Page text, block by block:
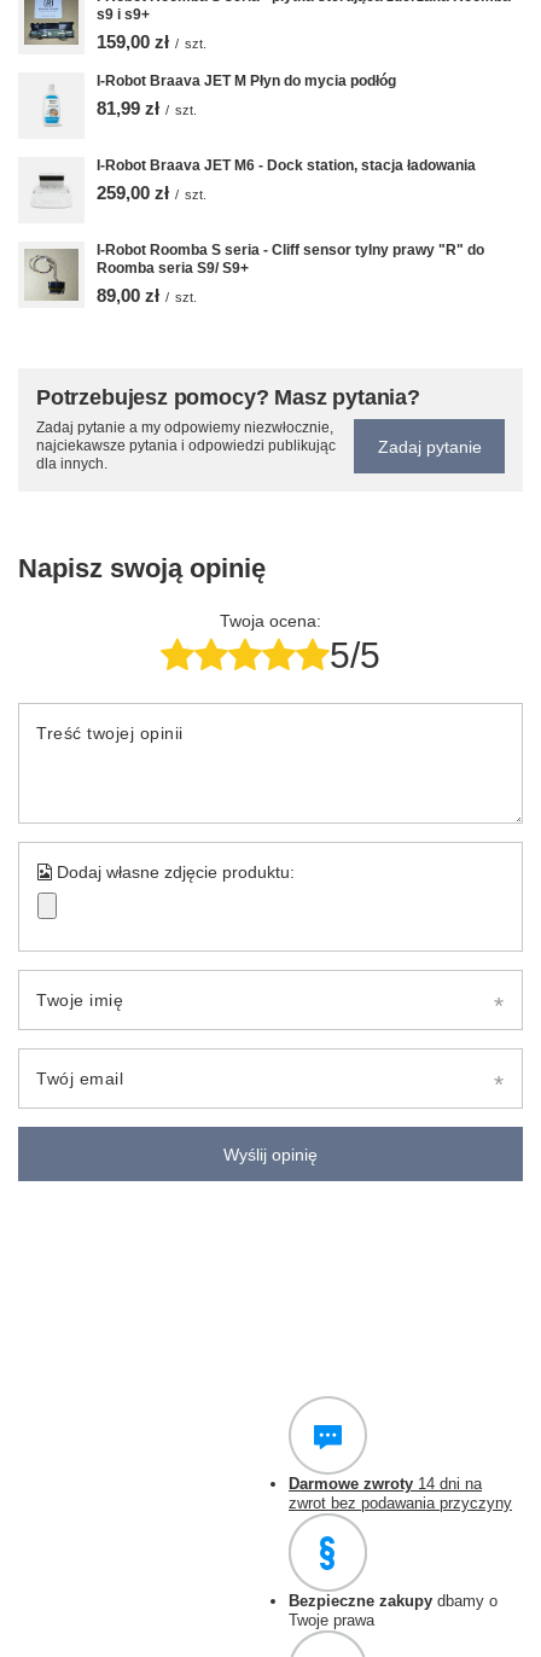
s9 i s9+
159,00 zł / szt.
I-Robot Braava JET M Płyn do mycia podłóg
81,99 zł / szt.
I-Robot Braava JET M6 - Dock station, stacja ładowania
259,00 zł / szt.
I-Robot Roomba S seria - Cliff sensor tylny prawy "R" do
Roomba seria S9/ S9+
89,00 zł / szt.
Potrzebujesz pomocy? Masz pytania?
Zadaj pytanie a my odpowiemy niezwłocznie,
najciekawsze pytania i odpowiedzi publikując
dla innych.
Zadaj pytanie
Napisz swoją opinię
Twoja ocena:
5/5
Treść twojej opinii
Dodaj własne zdjęcie produktu:
Twoje imię
Twój email
Wyślij opinię
Darmowe zwroty 14 dni na
zwrot bez podawania przyczyny
Bezpieczne zakupy dbamy o
Twoje prawa